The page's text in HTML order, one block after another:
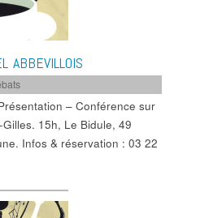
ABBEVILLOIS
– Conférence sur
15h, Le Bidule, 49
Infos & réservation : 03 22